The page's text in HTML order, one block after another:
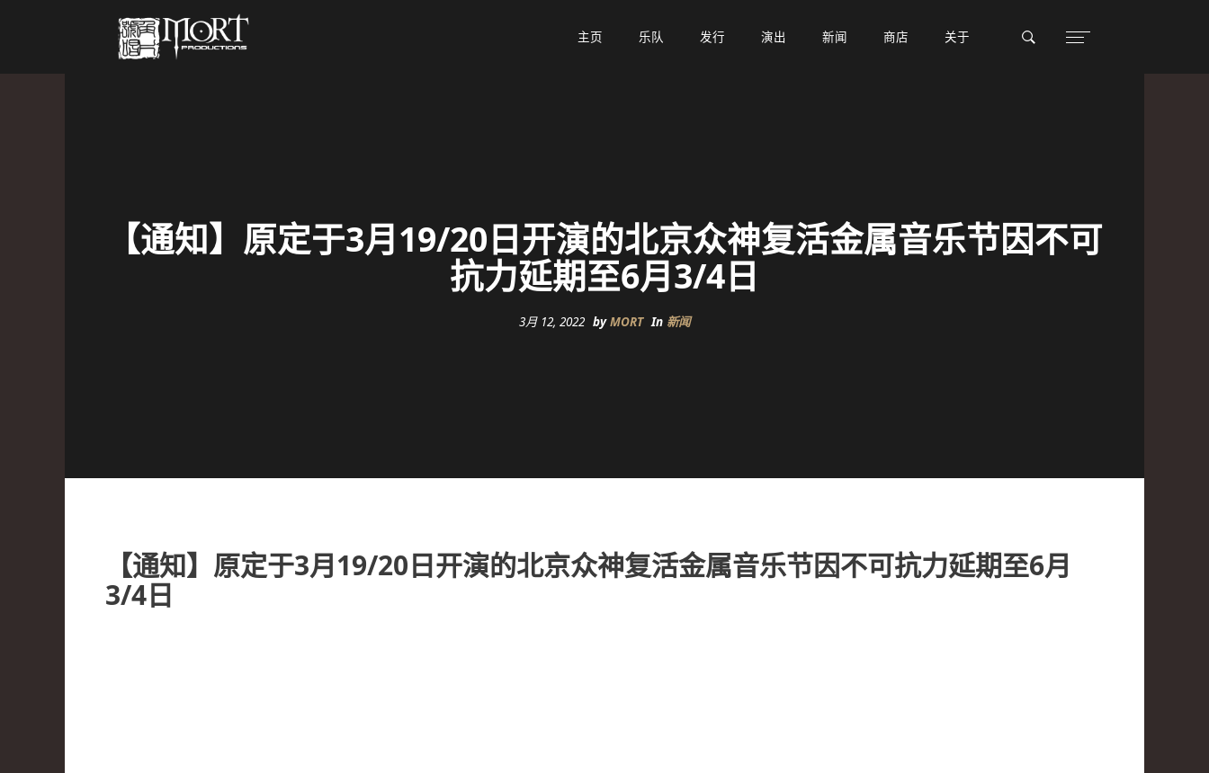
主页
主页 乐队
乐队 发行
发行 演出
演出 新闻
新闻 商店
商店 关于
关于
【通知】原定于3月19/20日开演的北京众神复活金属音乐节因不可
抗力延期至6月3/4日
3月 12, 2022 byMORT In 新闻
【通知】原定于3月19/20日开演的北京众神复活金属音乐节因不可抗力延期至6月
3/4日